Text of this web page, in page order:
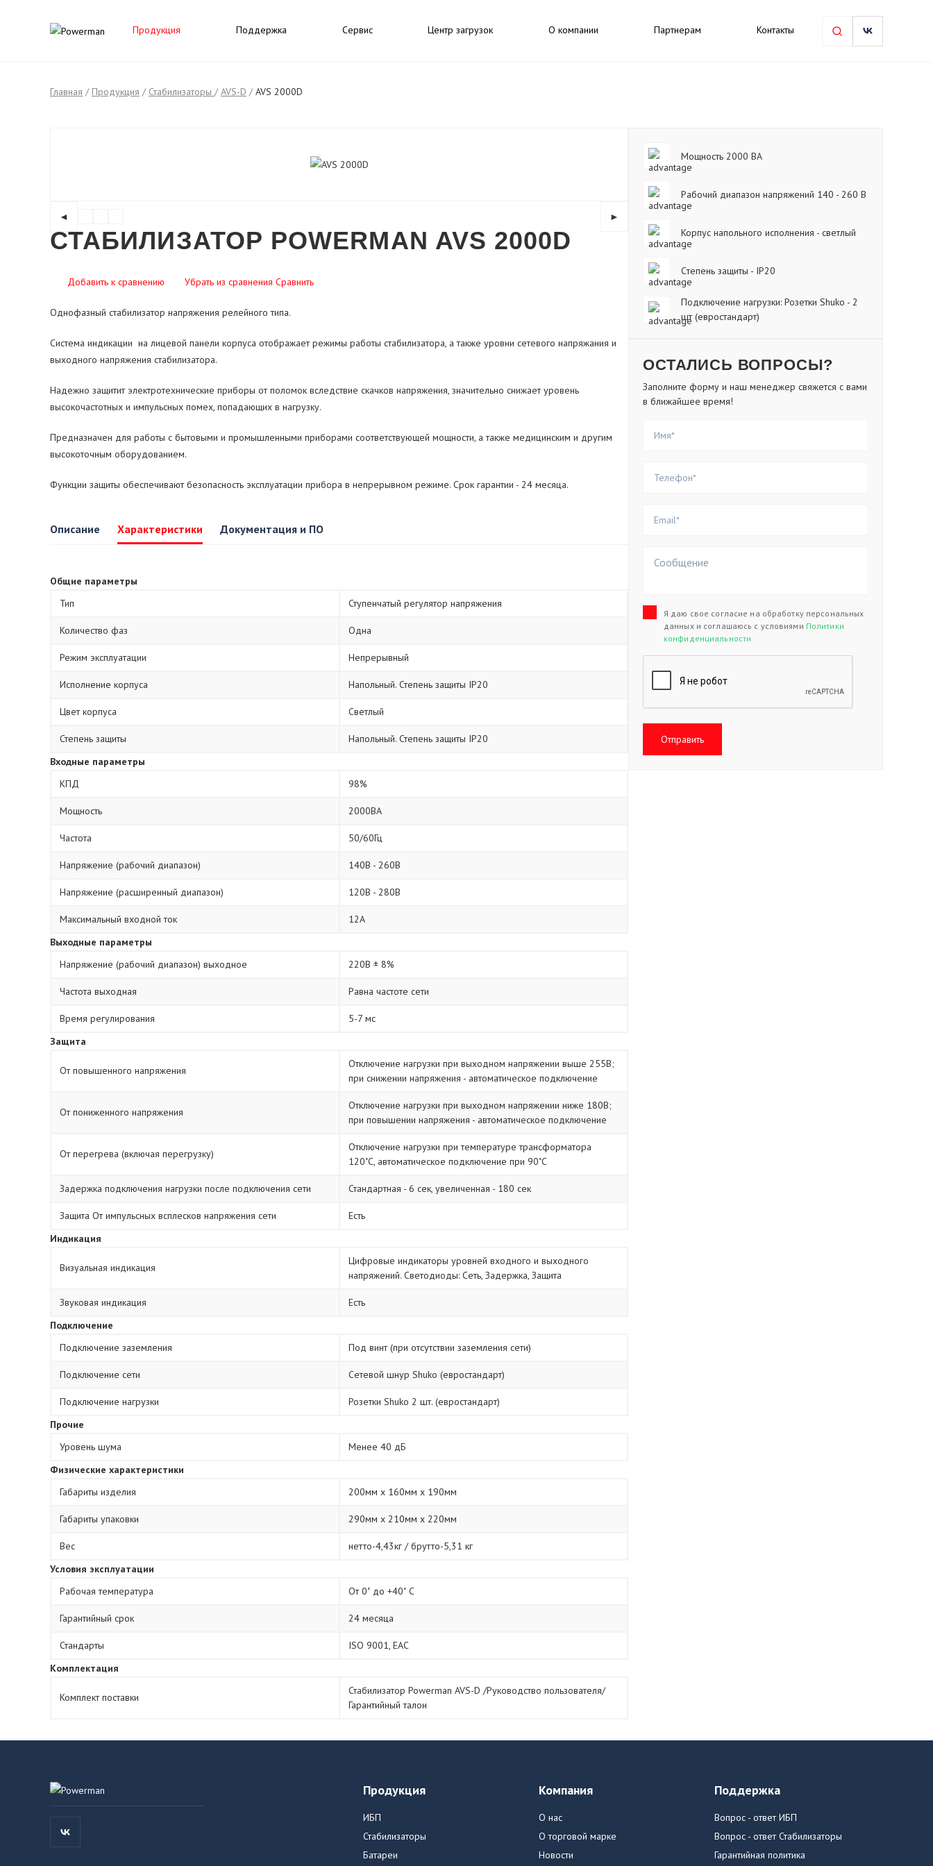
Продукция Поддержка Сервис Центр загрузок О компании Партнерам Контакты
Главная / Продукция / Стабилизаторы / AVS-D / AVS 2000D
◄ ►
СТАБИЛИЗАТОР POWERMAN AVS 2000D
Добавить к сравнению Убрать из сравнения Сравнить
Однофазный стабилизатор напряжения релейного типа.
Система индикации на лицевой панели корпуса отображает режимы работы стабилизатора, а также уровни сетевого напряжания и
выходного напряжения стабилизатора.
Надежно защитит электротехнические приборы от поломок вследствие скачков напряжения, значительно снижает уровень
высокочастотных и импульсных помех, попадающих в нагрузку.
Предназначен для работы с бытовыми и промышленными приборами соответствующей мощности, а также медицинским и другим
высокоточным оборудованием.
Функции защиты обеспечивают безопасность эксплуатации прибора в непрерывном режиме. Срок гарантии - 24 месяца.
Описание Характеристики Документация и ПО
Общие параметры
Тип
Ступенчатый регулятор напряжения
Количество фаз Одна
Режим эксплуатации Непрерывный
Исполнение корпуса Напольный. Степень защиты IP20
Цвет корпуса Светлый
Степень защиты
Напольный. Степень защиты IP20
Входные параметры
КПД
98%
Мощность 2000ВА
Частота 50/60Гц
Напряжение (рабочий диапазон) 140В - 260В
Напряжение (расширенный диапазон) 120В - 280В
Максимальный входной ток
12А
Выходные параметры
Напряжение (рабочий диапазон) выходное
220В ± 8%
Частота выходная Равна частоте сети
Время регулирования
5-7 мс
Защита
От повышенного напряжения
Отключение нагрузки при выходном напряжении выше 255В;
при снижении напряжения - автоматическое подключение
От пониженного напряжения
Отключение нагрузки при выходном напряжении ниже 180В;
при повышении напряжения - автоматическое подключение
От перегрева (включая перегрузку)
Отключение нагрузки при температуре трансформатора
120˚С, автоматическое подключение при 90˚С
Задержка подключения нагрузки после подключения сети Стандартная - 6 сек, увеличенная - 180 сек
Защита От импульсных всплесков напряжения сети
Есть
Индикация
Визуальная индикация
Цифровые индикаторы уровней входного и выходного
напряжений. Светодиоды: Сеть, Задержка, Защита
Звуковая индикация
Есть
Подключение
Подключение заземления
Под винт (при отсутствии заземления сети)
Подключение сети Сетевой шнур Shuko (евростандарт)
Подключение нагрузки
Розетки Shuko 2 шт. (евростандарт)
Прочие
Уровень шума
Менее 40 дБ
Физические характеристики
Габариты изделия
200мм х 160мм х 190мм
Габариты упаковки 290мм х 210мм х 220мм
Вес
нетто-4,43кг / брутто-5,31 кг
Условия эксплуатации
Рабочая температура
От 0˚ до +40˚ С
Гарантийный срок 24 месяца
Стандарты
ISO 9001, ЕАС
Комплектация
Комплект поставки
Стабилизатор Powerman AVS-D /Руководство пользователя/
Гарантийный талон
Мощность 2000 ВА
Рабочий диапазон напряжений 140 - 260 В
Корпус напольного исполнения - светлый
Cтепень защиты - IP20
Подключение нагрузки: Розетки Shuko - 2
шт (евростандарт)
ОСТАЛИСЬ ВОПРОСЫ?
Заполните форму и наш менеджер свяжется с вами
в ближайшее время!
Я даю свое согласие на обработку персональных
данных и соглашаюсь с условиями Политики
конфиденциальности
Отправить
Продукция
ИБП
Стабилизаторы
Батареи
Компания
О нас
О торговой марке
Новости
Поддержка
Вопрос - ответ ИБП
Вопрос - ответ Стабилизаторы
Гарантийная политика